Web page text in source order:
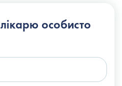
лікарю особисто